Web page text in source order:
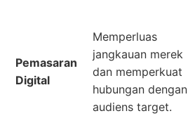
Pemasaran
Digital
Memperluas
jangkauan merek
dan memperkuat
hubungan dengan
audiens target.